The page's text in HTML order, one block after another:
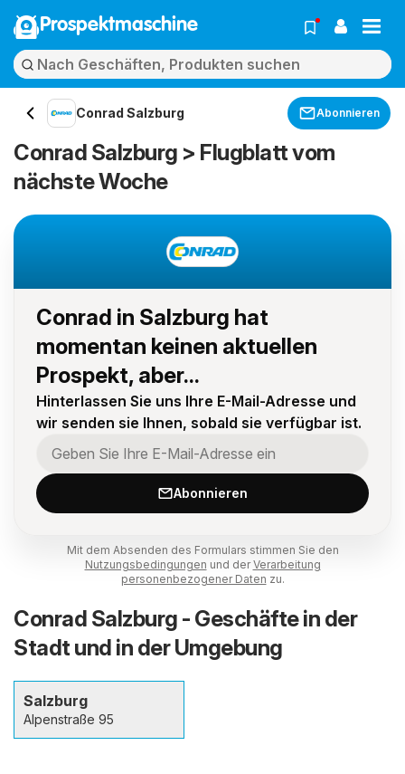
Prospektmaschine
Conrad Salzburg Abonnieren
Conrad Salzburg > Flugblatt vom
nächste Woche
Conrad in Salzburg hat
momentan keinen aktuellen
Prospekt, aber...
Hinterlassen Sie uns Ihre E-Mail-Adresse und
wir senden sie Ihnen, sobald sie verfügbar ist.
Abonnieren
Mit dem Absenden des Formulars stimmen Sie den
Nutzungsbedingungen und derVerarbeitung
personenbezogener Daten zu.
Conrad Salzburg - Geschäfte in der
Stadt und in der Umgebung
Salzburg
Alpenstraße 95